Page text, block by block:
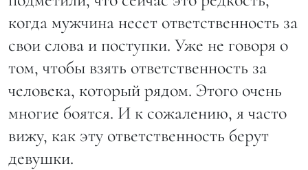
когда мужчина несет ответственность за
свои слова и поступки. Уже не говоря о
том, чтобы взять ответственность за
человека, который рядом. Этого очень
многие боятся. И к сожалению, я часто
вижу, как эту ответственность берут
девушки.